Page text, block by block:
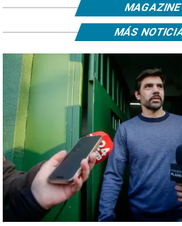
MAGAZINE
MÁS